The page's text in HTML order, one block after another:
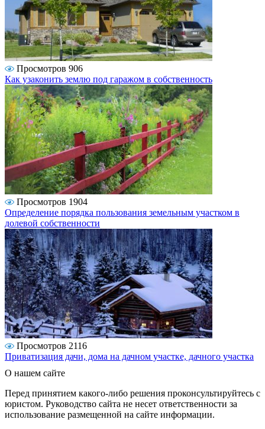
Просмотров 906
Как узаконить землю под гаражом в собственность
Просмотров 1904
Определение порядка пользования земельным участком в
долевой собственности
Просмотров 2116
Приватизация дачи, дома на дачном участке, дачного участка
О нашем сайте
Перед принятием какого-либо решения проконсультируйтесь с
юристом. Руководство сайта не несет ответственности за
использование размещенной на сайте информации.